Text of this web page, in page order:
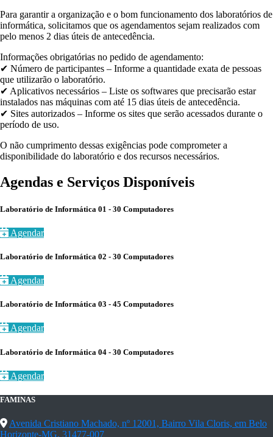
Para garantir a organização e o bom funcionamento dos laboratórios de
informática, solicitamos que os agendamentos sejam realizados com
pelo menos 2 dias úteis de antecedência.
Informações obrigatórias no pedido de agendamento:
✔ Número de participantes – Informe a quantidade exata de pessoas
que utilizarão o laboratório.
✔ Aplicativos necessários – Liste os softwares que precisarão estar
instalados nas máquinas com até 15 dias úteis de antecedência.
✔ Sites autorizados – Informe os sites que serão acessados durante o
período de uso.
O não cumprimento dessas exigências pode comprometer a
disponibilidade do laboratório e dos recursos necessários.
Agendas e Serviços Disponíveis
Laboratório de Informática 01 - 30 Computadores
Agendar
Laboratório de Informática 02 - 30 Computadores
Agendar
Laboratório de Informática 03 - 45 Computadores
Agendar
Laboratório de Informática 04 - 30 Computadores
Agendar
FAMINAS
Avenida Cristiano Machado, nº 12001, Bairro Vila Cloris, em Belo
Horizonte-MG, 31477-007